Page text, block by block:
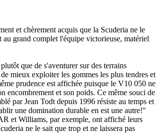
et chèrement acquis que la Scuderia ne le
au grand complet l'équipe victorieuse, matériel
que de s'aventurer sur des terrains
mieux exploiter les gommes les plus tendres et
prudence est affichée puisque le V10 050 ne
encombrement et son poids. Ce même souci de
par Jean Todt depuis 1996 résiste au temps et
une domination durable en est une autre!"
et Williams, par exemple, ont affiché leurs
ne le sait que trop et ne laissera pas